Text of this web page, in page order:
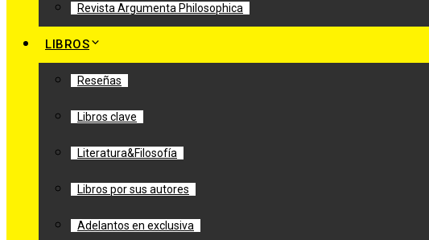
Revista Argumenta Philosophica
LIBROS
Reseñas
Libros clave
Literatura&Filosofía
Libros por sus autores
Adelantos en exclusiva